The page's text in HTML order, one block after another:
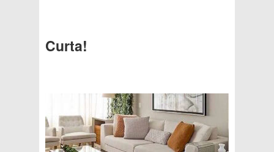
Curta!